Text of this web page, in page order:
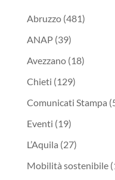
Abruzzo(481)
ANAP(39)
Avezzano(18)
Chieti (129)
Comunicati Stampa
Eventi (19)
L’Aquila (27)
Mobilità sostenibile